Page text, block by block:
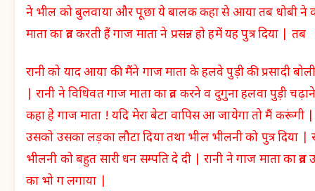
ने भील को बुलवाया और पूछा ये बालक कहा से आया तब धोबी ने
माता का व्रत करती हैं गाज माता ने प्रसन्न हो हमें यह पुत्र दिया | तब
रानी को याद आया की मैंने गाज माता के हलवे पुड़ी की प्रसादी
| रानी ने विधिवत गाज माता का व्रत करने व दुगुना हलवा पुड़ी
कहा हे गाज माता ! यदि मेरा बेटा वापिस आ जायेगा तो मैं करूंगी
उसको उसका लड़का लौटा दिया तथा भील भीलनी को पुत्र दिया |
भीलनी को बहुत सारी धन सम्पति दे दी | रानी ने गाज माता का व्रत
का भो ग लगाया |